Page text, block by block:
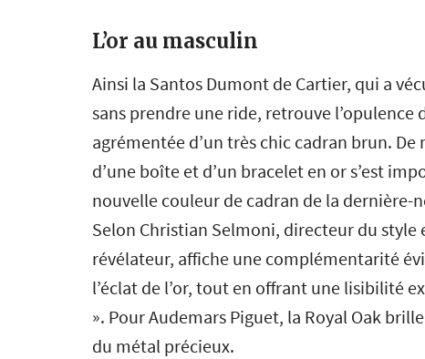
L’or au masculin
Ainsi la Santos Dumont de Cartier, qui a
sans prendre une ride, retrouve l’opulence
agrémentée d’un très chic cadran brun.
d’une boîte et d’un bracelet en or s’est
nouvelle couleur de cadran de la dernière-
Selon Christian Selmoni, directeur du
révélateur, affiche une complémentarité
l’éclat de l’or, tout en offrant une lisibilité
». Pour Audemars Piguet, la Royal Oak
du métal précieux.